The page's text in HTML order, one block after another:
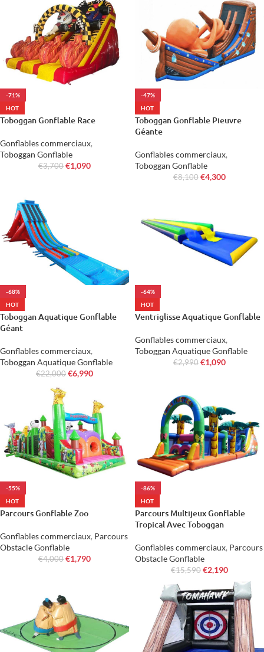
-71%
HOT
Toboggan Gonflable Race
Gonflables commerciaux,
Toboggan Gonflable
€3,700 €1,090
-47%
HOT
Toboggan Gonflable Pieuvre
Géante
Gonflables commerciaux,
Toboggan Gonflable
€8,100 €4,300
-68%
HOT
Toboggan Aquatique Gonflable
Géant
Gonflables commerciaux,
Toboggan Aquatique Gonflable
€22,000 €6,990
-64%
HOT
Ventriglisse Aquatique Gonflable
Gonflables commerciaux,
Toboggan Aquatique Gonflable
€2,990 €1,090
-55%
HOT
Parcours Gonflable Zoo
Gonflables commerciaux, Parcours
Obstacle Gonflable
€4,000 €1,790
-86%
HOT
Parcours Multijeux Gonflable
Tropical Avec Toboggan
Gonflables commerciaux, Parcours
Obstacle Gonflable
€15,590 €2,190